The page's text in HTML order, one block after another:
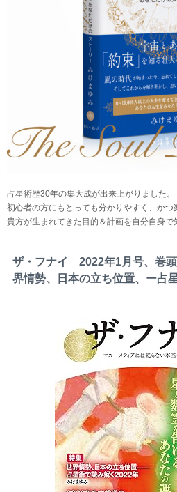
占星術歴30年の集大成が出来上がりました。
初心者の方にもとっても分かりやすく、かつ
貴方が生まれてきた目的＆計画を自分自身で
ザ・フナイ 2022年1月号、巻
界情勢、日本の立ち位置、ー占